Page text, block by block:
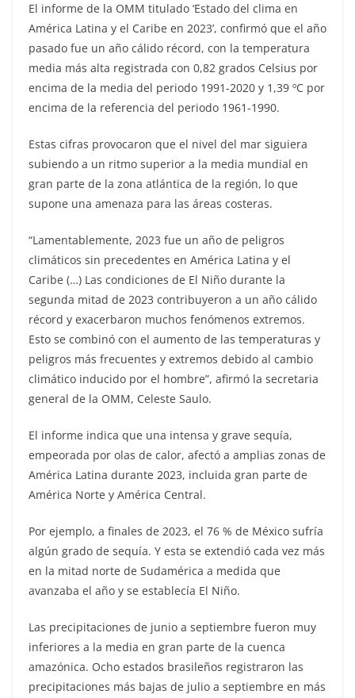
El informe de la OMM titulado ‘Estado del clima en
América Latina y el Caribe en 2023’, confirmó que el año
pasado fue un año cálido récord, con la temperatura
media más alta registrada con 0,82 grados Celsius por
encima de la media del periodo 1991-2020 y 1,39 ºC por
encima de la referencia del periodo 1961-1990.
Estas cifras provocaron que el nivel del mar siguiera
subiendo a un ritmo superior a la media mundial en
gran parte de la zona atlántica de la región, lo que
supone una amenaza para las áreas costeras.
“Lamentablemente, 2023 fue un año de peligros
climáticos sin precedentes en América Latina y el
Caribe (…) Las condiciones de El Niño durante la
segunda mitad de 2023 contribuyeron a un año cálido
récord y exacerbaron muchos fenómenos extremos.
Esto se combinó con el aumento de las temperaturas y
peligros más frecuentes y extremos debido al cambio
climático inducido por el hombre”, afirmó la secretaria
general de la OMM, Celeste Saulo.
El informe indica que una intensa y grave sequía,
empeorada por olas de calor, afectó a amplias zonas de
América Latina durante 2023, incluida gran parte de
América Norte y América Central.
Por ejemplo, a finales de 2023, el 76 % de México sufría
algún grado de sequía. Y esta se extendió cada vez más
en la mitad norte de Sudamérica a medida que
avanzaba el año y se establecía El Niño.
Las precipitaciones de junio a septiembre fueron muy
inferiores a la media en gran parte de la cuenca
amazónica. Ocho estados brasileños registraron las
precipitaciones más bajas de julio a septiembre en más